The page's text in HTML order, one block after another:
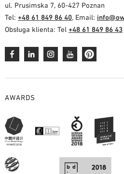
ul. Prusimska 7, 60-427 Poznan
Tel: +48 61 849 86 40, Email:
Obsługa klienta: Tel +48 61 849 86 43
AWARDS